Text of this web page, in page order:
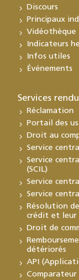
Discours
Principaux
Vidéothèque
Indicateurs
Infos utiles
Événements
Services
Réclamation
Portail des
Droit au
Service
Service
(SCIL)
Service
Service
Résolution
crédit et leur
Droit de
détériorés
API